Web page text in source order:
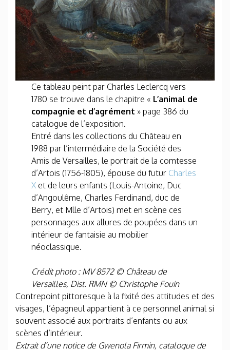
Ce tableau peint par Charles Leclercq vers
1780 se trouve dans le chapitre « L’animal de
compagnie et d’agrément » page 386 du
catalogue de l’exposition.
Entré dans les collections du Château en
1988 par l’intermédiaire de la Société des
Amis de Versailles, le portrait de la comtesse
d’Artois (1756-1805), épouse du futur Charles
X et de leurs enfants (Louis-Antoine, Duc
d’Angoulême, Charles Ferdinand, duc de
Berry, et Mlle d’Artois) met en scène ces
personnages aux allures de poupées dans un
intérieur de fantaisie au mobilier
néoclassique.
Crédit photo : MV 8572 © Château de
Versailles, Dist. RMN © Christophe Fouin
Contrepoint pittoresque à la fixité des attitudes et des
visages, l’épagneul appartient à ce personnel animal si
souvent associé aux portraits d’enfants ou aux
scènes d’intérieur.
Extrait d’une notice de Gwenola Firmin, catalogue de